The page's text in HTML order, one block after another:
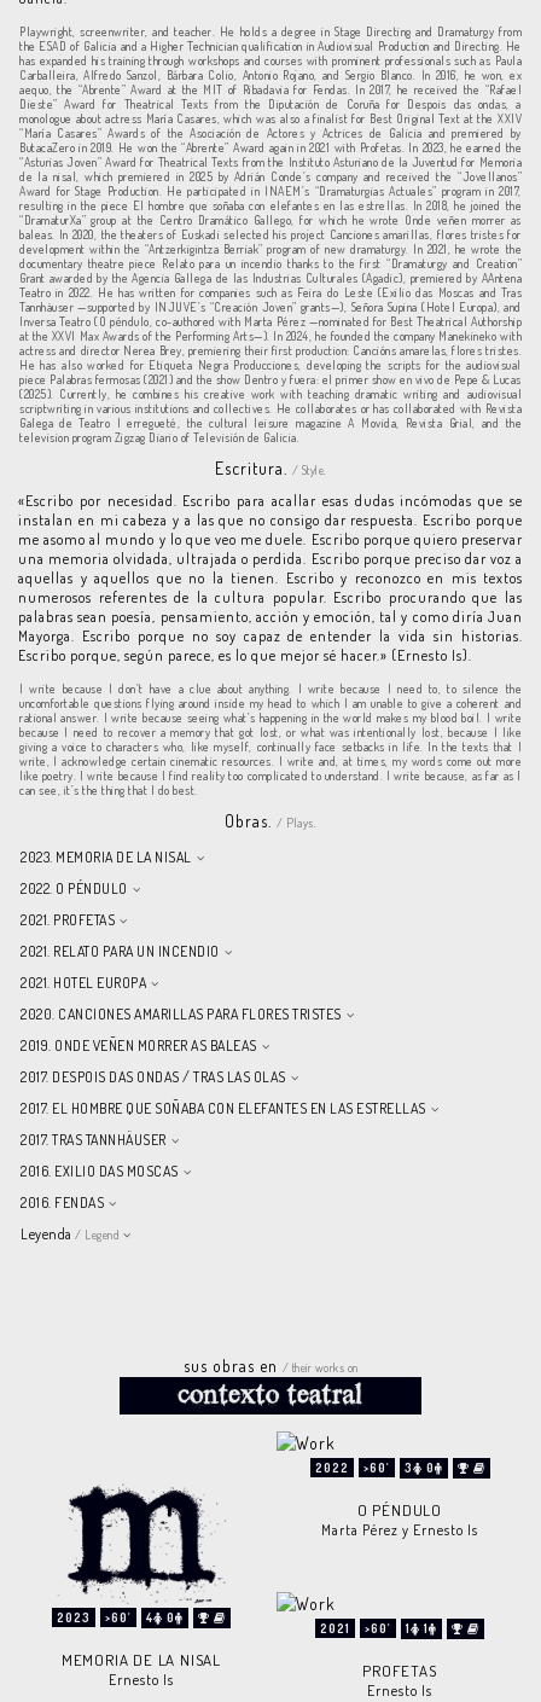
Playwright, screenwriter, and teacher. He holds a degree in Stage Directing and Dramaturgy from
the ESAD of Galicia and a Higher Technician qualification in Audiovisual Production and Directing. He
has expanded his training through workshops and courses with prominent professionals such as Paula
Carballeira, Alfredo Sanzol, Bárbara Colio, Antonio Rojano, and Sergio Blanco. In 2016, he won, ex
aequo, the “Abrente” Award at the MIT of Ribadavia for Fendas. In 2017, he received the “Rafael
Dieste” Award for Theatrical Texts from the Diputación de Coruña for Despois das ondas, a
monologue about actress María Casares, which was also a finalist for Best Original Text at the XXIV
“María Casares” Awards of the Asociación de Actores y Actrices de Galicia and premiered by
ButacaZero in 2019. He won the “Abrente” Award again in 2021 with Profetas. In 2023, he earned the
“Asturias Joven” Award for Theatrical Texts from the Instituto Asturiano de la Juventud for Memoria
de la nisal, which premiered in 2025 by Adrián Conde’s company and received the “Jovellanos”
Award for Stage Production. He participated in INAEM’s “Dramaturgias Actuales” program in 2017,
resulting in the piece El hombre que soñaba con elefantes en las estrellas. In 2018, he joined the
“DramaturXa” group at the Centro Dramático Gallego, for which he wrote Onde veñen morrer as
baleas. In 2020, the theaters of Euskadi selected his project Canciones amarillas, flores tristes for
development within the “Antzerkigintza Berriak” program of new dramaturgy. In 2021, he wrote the
documentary theatre piece Relato para un incendio thanks to the first “Dramaturgy and Creation”
Grant awarded by the Agencia Gallega de las Industrias Culturales (Agadic), premiered by AAntena
Teatro in 2022. He has written for companies such as Feira do Leste (Exilio das Moscas and Tras
Tannhäuser —supported by INJUVE’s “Creación Joven” grants—), Señora Supina (Hotel Europa), and
Inversa Teatro (O péndulo, co-authored with Marta Pérez —nominated for Best Theatrical Authorship
at the XXVI Max Awards of the Performing Arts—). In 2024, he founded the company Manekineko with
actress and director Nerea Brey, premiering their first production: Cancións amarelas, flores tristes.
He has also worked for Etiqueta Negra Producciones, developing the scripts for the audiovisual
piece Palabras fermosas (2021) and the show Dentro y fuera: el primer show en vivo de Pepe & Lucas
(2025). Currently, he combines his creative work with teaching dramatic writing and audiovisual
scriptwriting in various institutions and collectives. He collaborates or has collaborated with Revista
Galega de Teatro | erregueté, the cultural leisure magazine A Movida, Revista Grial, and the
television program Zigzag Diario of Televisión de Galicia.
Escritura. / Style.
«Escribo por necesidad. Escribo para acallar esas dudas incómodas que se
instalan en mi cabeza y a las que no consigo dar respuesta. Escribo porque
me asomo al mundo y lo que veo me duele. Escribo porque quiero preservar
una memoria olvidada, ultrajada o perdida. Escribo porque preciso dar voz a
aquellas y aquellos que no la tienen. Escribo y reconozco en mis textos
numerosos referentes de la cultura popular. Escribo procurando que las
palabras sean poesía, pensamiento, acción y emoción, tal y como diría Juan
Mayorga. Escribo porque no soy capaz de entender la vida sin historias.
Escribo porque, según parece, es lo que mejor sé hacer.» (Ernesto Is).
I write because I don’t have a clue about anything. I write because I need to, to silence the
uncomfortable questions flying around inside my head to which I am unable to give a coherent and
rational answer. I write because seeing what’s happening in the world makes my blood boil. I write
because I need to recover a memory that got lost, or what was intentionally lost, because I like
giving a voice to characters who, like myself, continually face setbacks in life. In the texts that I
write, I acknowledge certain cinematic resources. I write and, at times, my words come out more
like poetry. I write because I find reality too complicated to understand. I write because, as far as I
can see, it’s the thing that I do best.
Obras. / Plays.
2023. MEMORIA DE LA NISAL
2022. O PÉNDULO
2021. PROFETAS
2021. RELATO PARA UN INCENDIO
2021. HOTEL EUROPA
2020. CANCIONES AMARILLAS PARA FLORES TRISTES
2019. ONDE VEÑEN MORRER AS BALEAS
2017. DESPOIS DAS ONDAS / TRAS LAS OLAS
2017. EL HOMBRE QUE SOÑABA CON ELEFANTES EN LAS ESTRELLAS
2017. TRAS TANNHÄUSER
2016. EXILIO DAS MOSCAS
2016. FENDAS
Leyenda / Legend
sus obras en / their works on
2023 >60' 4 0
MEMORIA DE LA NISAL
Ernesto Is
2022 >60' 3 0
O PÉNDULO
Marta Pérez y Ernesto Is
2021 >60' 1 1
PROFETAS
Ernesto Is